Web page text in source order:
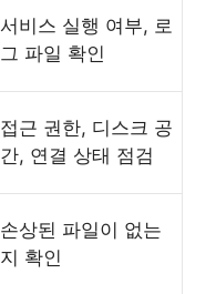
서비스 실행 여부, 로
그 파일 확인
접근 권한, 디스크 공
간, 연결 상태 점검
손상된 파일이 없는
지 확인